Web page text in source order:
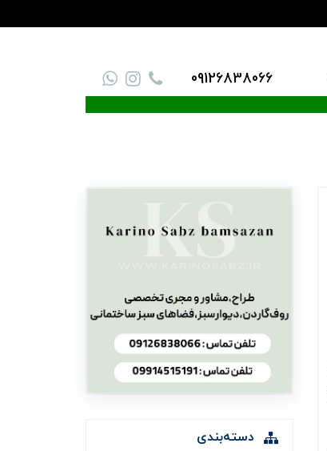
09126838066
دسته‌بندی